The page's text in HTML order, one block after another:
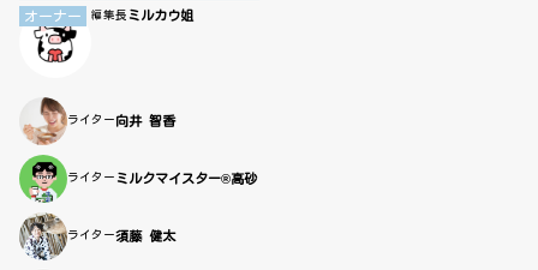
オーナー 編集長 ミルカウ姐
ライター 向井 智香
ライター ミルクマイスター®高砂
ライター須藤 健太